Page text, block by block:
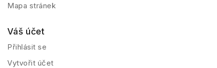
Mapa stránek
Váš účet
Přihlásit se
Vytvořit účet